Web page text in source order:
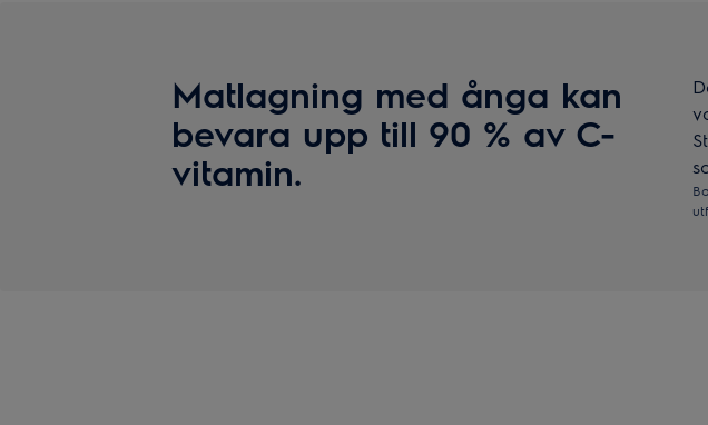
Matlagning med ånga kan
bevara upp till 90 % av C-
vitamin.